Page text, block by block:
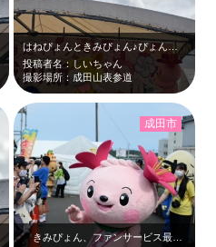
はねぴょんときみぴょん♪ぴょんぴょん♪
投稿者名：しいちゃん
撮影場所：成田山表参道
きみぴょん、ファンサービス最高＼(^o^) ／あれ？松戸さん？？しばっこくん…
成田市